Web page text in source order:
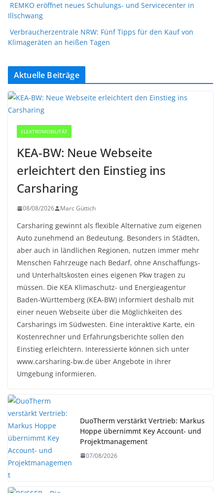
REMKO eröffnet neues Schulungs- und Servicecenter in
Illschwang
Verbraucherzentrale NRW: Fünf Tipps für den Kauf von
Klimageräten an heißen Tagen
Aktuelle Beiträge
ELEKTROMOBILITÄT
KEA-BW: Neue Webseite
erleichtert den Einstieg ins
Carsharing
08/08/2026 Marc Güttich
Carsharing gewinnt als flexible Alternative zum eigenen
Auto zunehmend an Bedeutung. Besonders in Städten,
aber auch in ländlichen Regionen, nutzen immer mehr
Menschen Fahrzeuge nach Bedarf, ohne Anschaffungs-
und Unterhaltskosten eines eigenen Pkw tragen zu
müssen. Die KEA Klimaschutz- und Energieagentur
Baden-Württemberg (KEA-BW) informiert deshalb mit
einer neuen Webseite über die Möglichkeiten des
Carsharings im Südwesten. Eine interaktive Karte, ein
Kostenrechner und Erfahrungsberichte sollen den
Einstieg erleichtern. Interessierte können sich unter
www.carsharing-bw.de über Angebote in ihrer
Umgebung informieren.
DuoTherm verstärkt Vertrieb: Markus
Hoppe übernimmt Key Account- und
Projektmanagement
07/08/2026